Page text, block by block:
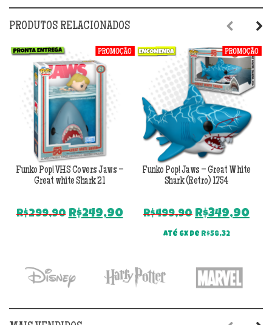
PRODUTOS RELACIONADOS
Funko Pop! VHS Covers Jaws –
Great white Shark 21
R$299,90 O
R$299,90.
R$249,90O
R$249,90.
Funko Pop! Jaws – Great White
Shark (Retro) 1754
R$499,90 O
preço
original
R$499,90.
R$349,90O
Até 6x de R$58,32
Previous
Next